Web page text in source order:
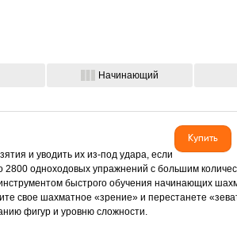
Начинающий
Купить
и уводить их из-под удара, если
2800 одноходовых упражнений с большим
быстрого обучения начинающих
свое шахматное «зрение» и перестанете
фигур и уровню сложности.